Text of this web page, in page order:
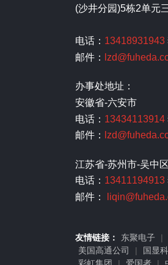
(沙井分园)5栋2单元
电话： 13418931943
邮件：
办事处地址：
安徽省-六安市
电话： 13434113914
邮件：
江苏省-苏州市-吴中区
电话： 13411194913
邮件：
友情链接： 东聚电子 |
美国高通公司
| 国显
彩虹集团
| 爱国者 |